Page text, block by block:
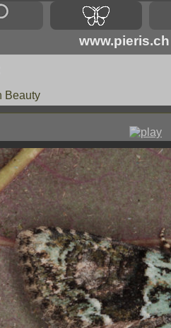
www.pieris.ch
Beauty